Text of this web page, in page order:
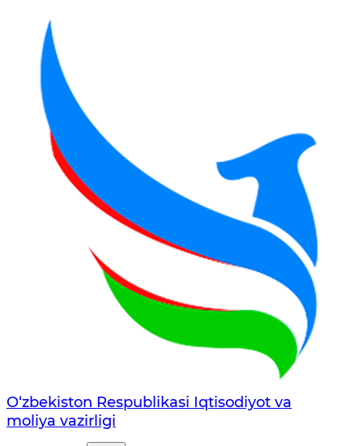
O‘zbekiston Respublikasi Iqtisodiyot va
moliya vazirligi